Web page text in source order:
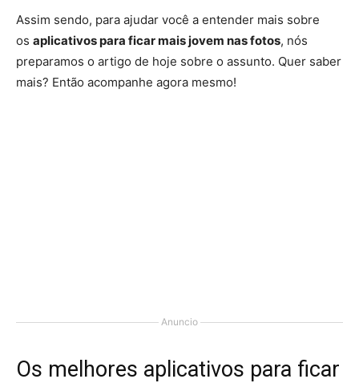
Assim sendo, para ajudar você a entender mais sobre
os aplicativos para ficar mais jovem nas fotos, nós
preparamos o artigo de hoje sobre o assunto. Quer saber
mais? Então acompanhe agora mesmo!
Anuncio
Os melhores aplicativos para ficar